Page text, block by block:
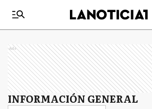
Ads
INFORMACIÓN GENERAL